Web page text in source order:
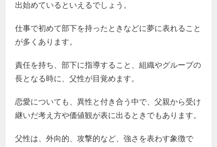
出始めているといえるでしょう。
仕事で初めて部下を持ったときなどに夢に表れること
が多くあります。
責任を持ち、部下に指導すること、組織やグループの
長となる時に、父性が目覚めます。
恋愛についても、異性と付き合う中で、父親から受け
継いだ考え方や価値観が表に出るときでもあります。
父性は、外向的、攻撃的など、強さを表わす象徴で